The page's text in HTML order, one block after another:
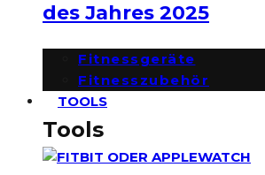
des Jahres 2025
Fitnessgeräte
Fitnesszubehör
TOOLS
Tools